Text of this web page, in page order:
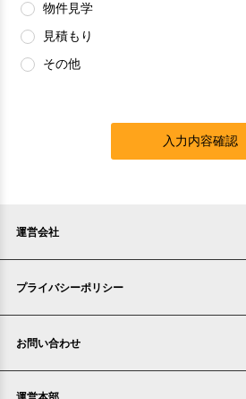
物件見学
見積もり
その他
入力内容確認
運営会社
プライバシーポリシー
お問い合わせ